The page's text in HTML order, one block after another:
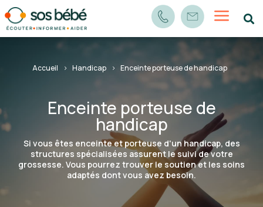
a 
Accueil Handicap Enceinte porteuse de handicap
Enceinte porteuse de
handicap
Si vous êtes enceinte et porteuse d'un handicap, des
structures spécialisées assurent le suivi de votre
grossesse. Vous pourrez trouver le soutien et les soins
adaptés dont vous avez besoin.